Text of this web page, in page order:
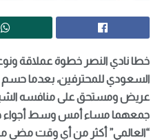
خطا نادي النصر خطوة عملاقة
السعودي للمحترفين، بعدما حسم
جمعهما مساء أمس وسط أجواء
“العالمي” أكثر من أي وقت مضى